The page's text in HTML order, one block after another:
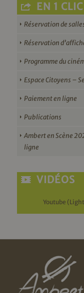
EN 1 CLIC
Réservation de
Réservation
Programme du
Espace Citoyens –
Paiement en ligne
Publications
Ambert en Scène
ligne
VIDÉOS
Youtube